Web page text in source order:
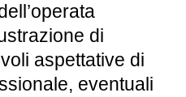
di
aspettative di
eventuali